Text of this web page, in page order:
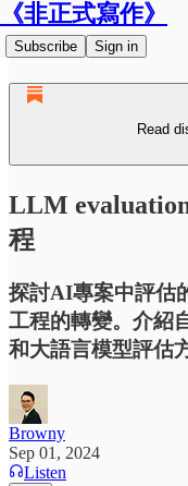
《非正式寫作》
Subscribe Sign in
Read
LLM
程
探討AI專案中評估
工程的轉變。介紹
和大語言模型評估
Browny
Sep 01, 2024
Listen